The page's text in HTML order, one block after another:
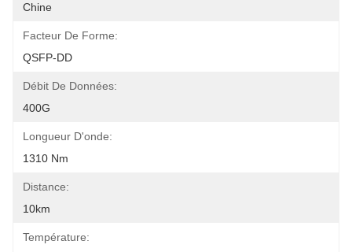
Chine
Facteur De Forme:
QSFP-DD
Débit De Données:
400G
Longueur D'onde:
1310 Nm
Distance:
10km
Température: